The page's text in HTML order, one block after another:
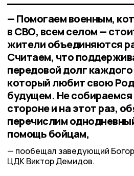
— Помогаем военным,
в СВО, всем селом —
жители объединяются
Считаем, что
передовой долг
который любит свою
будущем. Не собираемся
стороне и на этот раз,
перечислим
помощь бойцам,
пообещал заведующий
ЦДК Виктор Демидов.